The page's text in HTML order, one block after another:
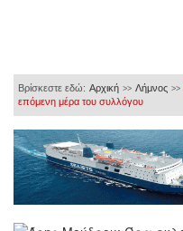
Βρίσκεστε εδώ: Αρχική >> Λήμνος >>
επόμενη μέρα του συλλόγου